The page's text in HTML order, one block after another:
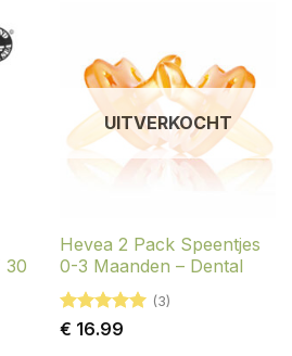
30
UITVERKOCHT
Hevea 2 Pack Speentjes
0-3 Maanden – Dental
Gewaardeerd
(3)
€ 16.99